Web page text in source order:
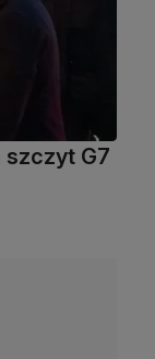
szczyt G7